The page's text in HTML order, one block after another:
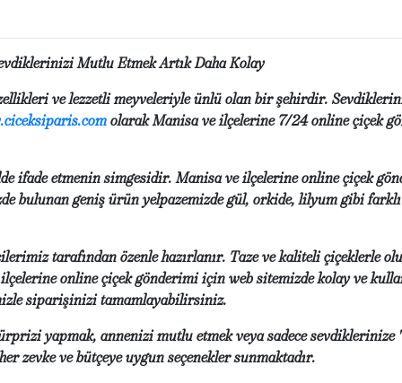
Mutlu Etmek Artık Daha Kolay
ve lezzetli meyveleriyle ünlü olan bir şehirdir.
olarak Manisa ve ilçelerine 7/24 online çiçek
ifade etmenin simgesidir. Manisa ve ilçelerine online çiçek
bulunan geniş ürün yelpazemizde gül, orkide, lilyum gibi
tarafından özenle hazırlanır. Taze ve kaliteli çiçeklerle
online çiçek gönderimi için web sitemizde kolay ve
siparişinizi tamamlayabilirsiniz.
yapmak, annenizi mutlu etmek veya sadece
zevke ve bütçeye uygun seçenekler sunmaktadır.